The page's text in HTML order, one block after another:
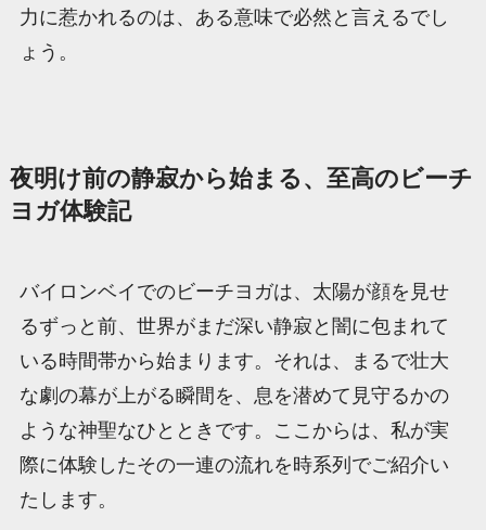
力に惹かれるのは、ある意味で必然と言えるでし
ょう。
夜明け前の静寂から始まる、至高のビーチ
ヨガ体験記
バイロンベイでのビーチヨガは、太陽が顔を見せ
るずっと前、世界がまだ深い静寂と闇に包まれて
いる時間帯から始まります。それは、まるで壮大
な劇の幕が上がる瞬間を、息を潜めて見守るかの
ような神聖なひとときです。ここからは、私が実
際に体験したその一連の流れを時系列でご紹介い
たします。